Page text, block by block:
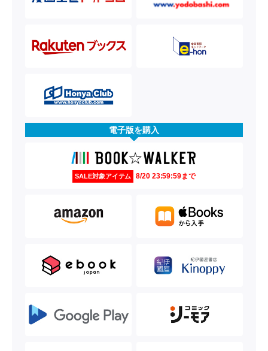
電子版を購入
SALE対象アイテム 8/20 23:59:59まで